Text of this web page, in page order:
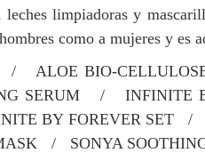
limpiadoras y
como a mujeres y es
/ ALOE BIO-
SERUM / INFINITE
BY FOREVER SET /
/ SONYA